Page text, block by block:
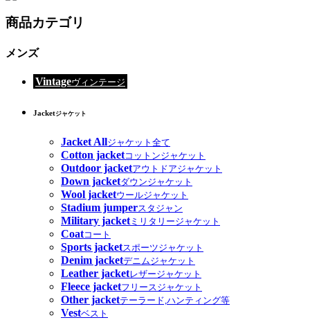
商品カテゴリ
メンズ
Vintageヴィンテージ
Jacketジャケット
Jacket Allジャケット全て
Cotton jacketコットンジャケット
Outdoor jacketアウトドアジャケット
Down jacketダウンジャケット
Wool jacketウールジャケット
Stadium jumperスタジャン
Military jacketミリタリージャケット
Coatコート
Sports jacketスポーツジャケット
Denim jacketデニムジャケット
Leather jacketレザージャケット
Fleece jacketフリースジャケット
Other jacketテーラード,ハンティング等
Vestベスト